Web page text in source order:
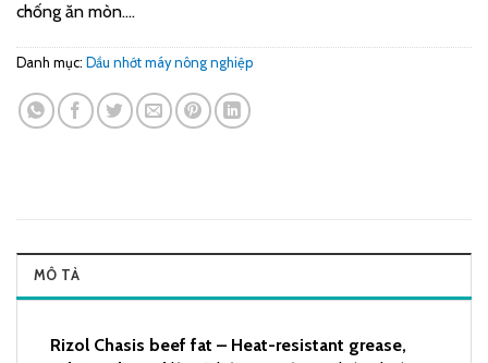
chống ăn mòn….
Danh mục: Dầu nhớt máy nông nghiệp
MÔ TẢ
Rizol Chasis beef fat – Heat-resistant grease,